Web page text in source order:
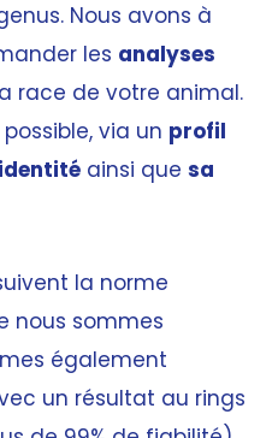
Nous avons à
les analyses
race de votre animal.
via un profil
ainsi que sa
la norme
nous sommes
également
un résultat au rings